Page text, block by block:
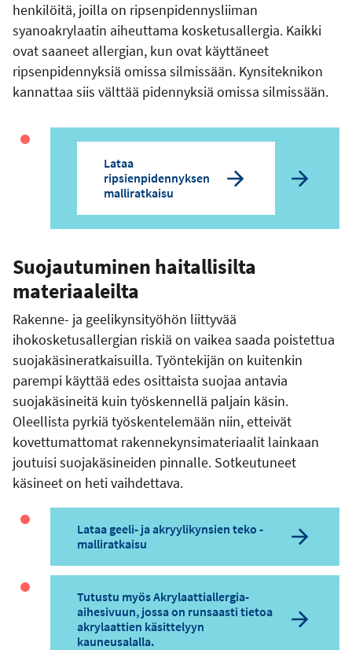
henkilöitä, joilla on ripsenpidennysliiman
syanoakrylaatin aiheuttama kosketusallergia. Kaikki
ovat saaneet allergian, kun ovat käyttäneet
ripsenpidennyksiä omissa silmissään. Kynsiteknikon
kannattaa siis välttää pidennyksiä omissa silmissään.
Lataa
ripsienpidennyksen
malliratkaisu
Suojautuminen haitallisilta
materiaaleilta
Rakenne- ja geelikynsityöhön liittyvää
ihokosketusallergian riskiä on vaikea saada poistettua
suojakäsineratkaisuilla. Työntekijän on kuitenkin
parempi käyttää edes osittaista suojaa antavia
suojakäsineitä kuin työskennellä paljain käsin.
Oleellista pyrkiä työskentelemään niin, etteivät
kovettumattomat rakennekynsimateriaalit lainkaan
joutuisi suojakäsineiden pinnalle. Sotkeutuneet
käsineet on heti vaihdettava.
Lataa geeli- ja akryylikynsien teko -
malliratkaisu
Tutustu myös Akrylaattiallergia-
aihesivuun, jossa on runsaasti tietoa
akrylaattien käsittelyyn
kauneusalalla.